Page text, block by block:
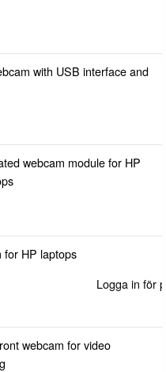
with USB interface and
webcam module for HP
for HP laptops
Logga in för
webcam for video